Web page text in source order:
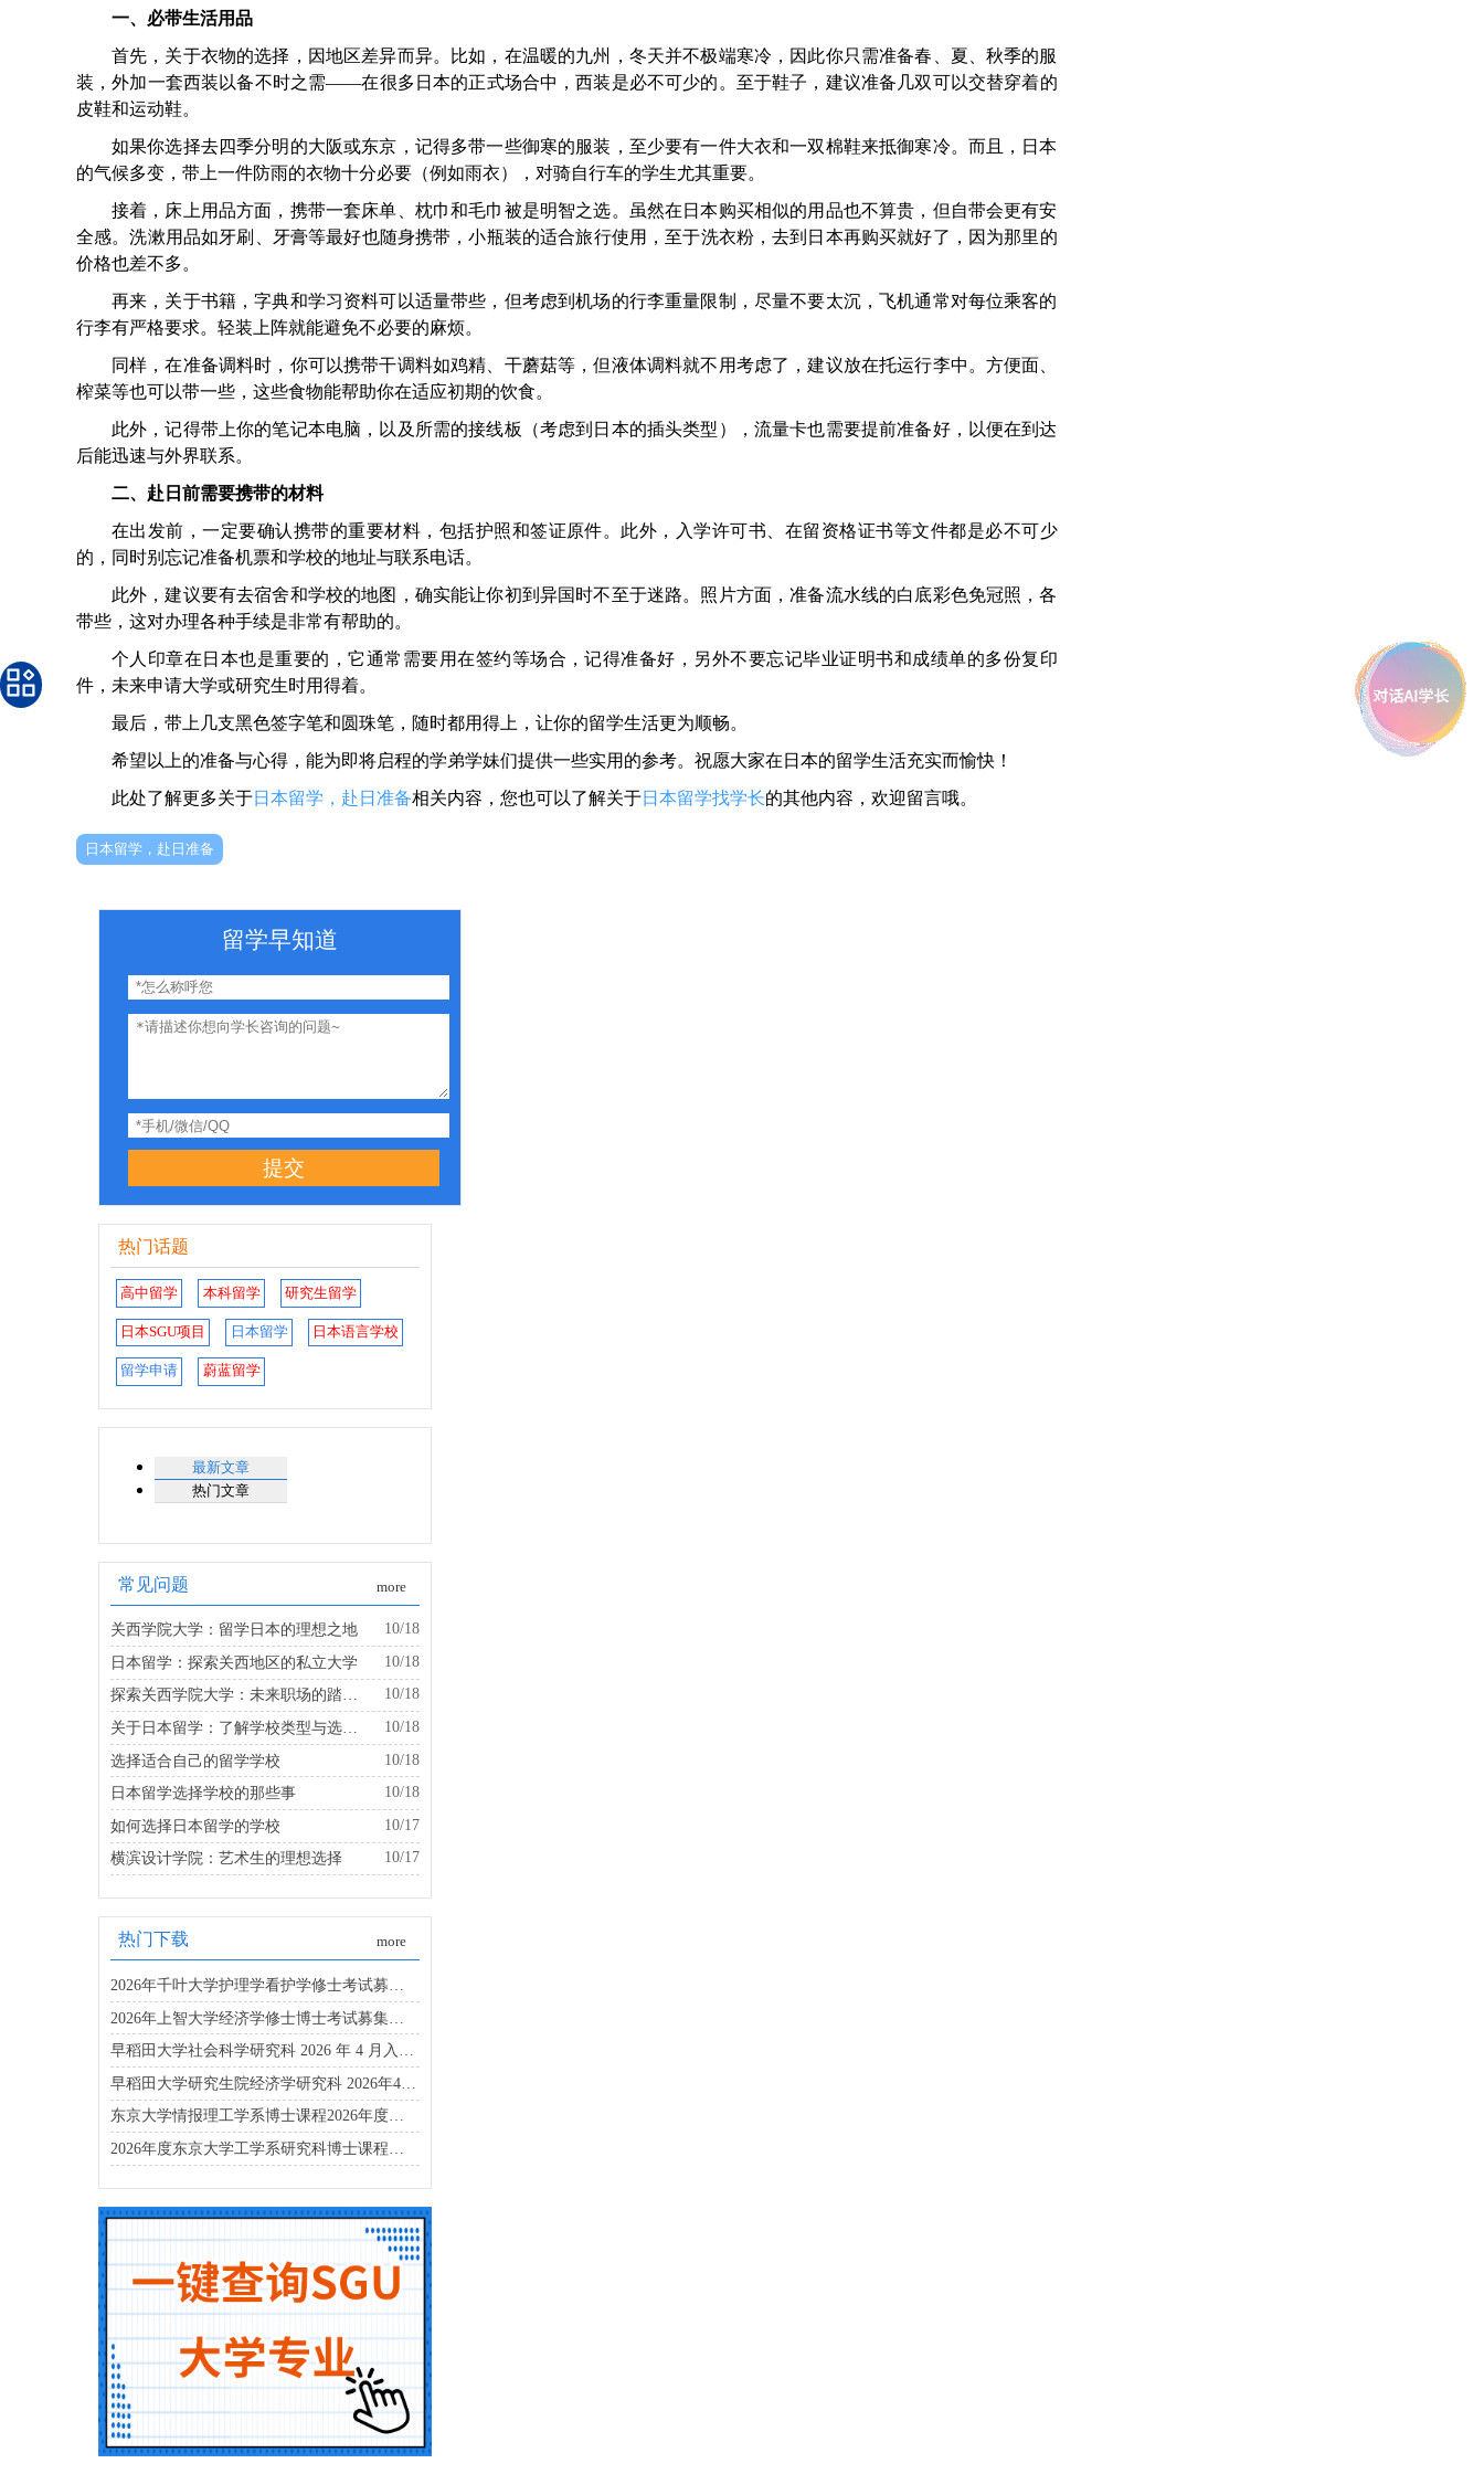
一、必带生活用品
首先，关于衣物的选择，因地区差异而异。比如，在温暖的九州，冬天并不极端寒冷，因此你只需准备春、夏、秋季的服
装，外加一套西装以备不时之需——在很多日本的正式场合中，西装是必不可少的。至于鞋子，建议准备几双可以交替穿着的
皮鞋和运动鞋。
如果你选择去四季分明的大阪或东京，记得多带一些御寒的服装，至少要有一件大衣和一双棉鞋来抵御寒冷。而且，日本
的气候多变，带上一件防雨的衣物十分必要（例如雨衣），对骑自行车的学生尤其重要。
接着，床上用品方面，携带一套床单、枕巾和毛巾被是明智之选。虽然在日本购买相似的用品也不算贵，但自带会更有安
全感。洗漱用品如牙刷、牙膏等最好也随身携带，小瓶装的适合旅行使用，至于洗衣粉，去到日本再购买就好了，因为那里的
价格也差不多。
再来，关于书籍，字典和学习资料可以适量带些，但考虑到机场的行李重量限制，尽量不要太沉，飞机通常对每位乘客的
行李有严格要求。轻装上阵就能避免不必要的麻烦。
同样，在准备调料时，你可以携带干调料如鸡精、干蘑菇等，但液体调料就不用考虑了，建议放在托运行李中。方便面、
榨菜等也可以带一些，这些食物能帮助你在适应初期的饮食。
此外，记得带上你的笔记本电脑，以及所需的接线板（考虑到日本的插头类型），流量卡也需要提前准备好，以便在到达
后能迅速与外界联系。
二、赴日前需要携带的材料
在出发前，一定要确认携带的重要材料，包括护照和签证原件。此外，入学许可书、在留资格证书等文件都是必不可少
的，同时别忘记准备机票和学校的地址与联系电话。
此外，建议要有去宿舍和学校的地图，确实能让你初到异国时不至于迷路。照片方面，准备流水线的白底彩色免冠照，各
带些，这对办理各种手续是非常有帮助的。
个人印章在日本也是重要的，它通常需要用在签约等场合，记得准备好，另外不要忘记毕业证明书和成绩单的多份复印
件，未来申请大学或研究生时用得着。
最后，带上几支黑色签字笔和圆珠笔，随时都用得上，让你的留学生活更为顺畅。
希望以上的准备与心得，能为即将启程的学弟学妹们提供一些实用的参考。祝愿大家在日本的留学生活充实而愉快！
此处了解更多关于日本留学，赴日准备相关内容，您也可以了解关于日本留学找学长的其他内容，欢迎留言哦。
日本留学，赴日准备
留学早知道
提交
热门话题
高中留学 本科留学 研究生留学
日本SGU项目 日本留学 日本语言学校
留学申请 蔚蓝留学
最新文章
热门文章
常见问题 more
关西学院大学：留学日本的理想之地
10/18
日本留学：探索关西地区的私立大学
10/18
探索关西学院大学：未来职场的踏板是什么？
10/18
10/18
选择适合自己的留学学校
10/18
日本留学选择学校的那些事
10/18
如何选择日本留学的学校
10/17
横滨设计学院：艺术生的理想选择
10/17
热门下载 more
早稻田大学社会科学研究科 2026 年 4 月入学博士募集要项
东京大学情报理工学系博士课程2026年度招生简章